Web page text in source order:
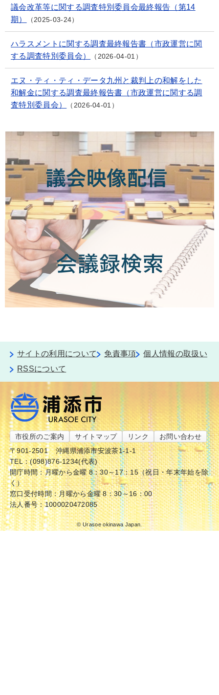
議会改革等に関する調査特別委員会最終報告（第14
期）
2025-03-24
ハラスメントに関する調査最終報告書（市政運営に関
する調査特別委員会）
2026-04-01
エヌ・ティ・ティ・データ九州と裁判上の和解をした
和解金に関する調査最終報告書（市政運営に関する調
査特別委員会）
2026-04-01
サイトの利用について 免責事項
個人情報の取扱い
RSSについて
市役所のご案内 サイトマップ リンク
お問い合わせ
〒901-2501
沖縄県浦添市安波茶1-1-1
TEL：(098)876-1234(代表)
開庁時間：月曜から金曜 8：30～17：15（祝日・年末年始を除
く）
窓口受付時間：月曜から金曜 8：30～16：00
法人番号：1000020472085
© Urasoe okinawa Japan.